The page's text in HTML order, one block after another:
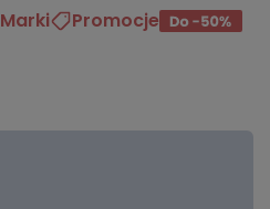
Marki Promocje